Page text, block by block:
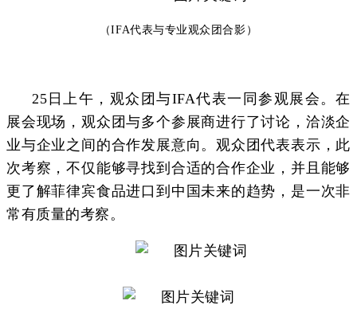
（IFA代表与专业观众团合影）
25日上午，观众团与IFA代表一同参观展会。在
展会现场，观众团与多个参展商进行了讨论，洽淡企
业与企业之间的合作发展意向。观众团代表表示，此
次考察，不仅能够寻找到合适的合作企业，并且能够
更了解菲律宾食品进口到中国未来的趋势，是一次非
常有质量的考察。